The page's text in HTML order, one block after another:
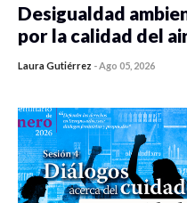
Desigualdad
por la calidad del
Laura Gutiérrez -Ago 05, 2026